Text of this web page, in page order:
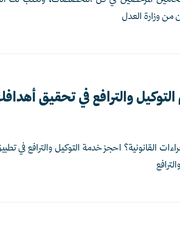
وزارة العدل
والترافع في تحقيق
القانونية؟ احجز خدمة التوكيل والترافع في